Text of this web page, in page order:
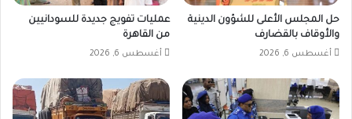
حل المجلس الأعلى للشؤون الدينية
والأوقاف بالقضارف
أغسطس 6, 2026
عمليات تفويج جديدة للسودانيين
من القاهرة
أغسطس 6, 2026